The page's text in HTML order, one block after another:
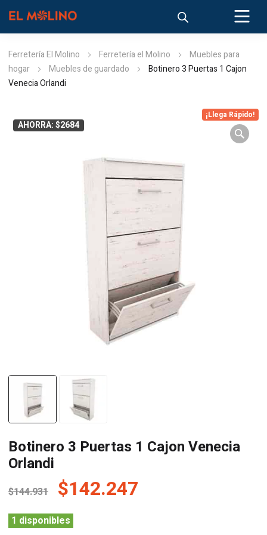
Ferretería El Molino Ferretería el Molino
Muebles para
hogar
Muebles de guardado
Botinero 3 Puertas 1 Cajon
Venecia Orlandi
AHORRA: $2684
¡Llega Rápido!
Botinero 3 Puertas 1 Cajon Venecia
Orlandi
$144.931 El
precio
original
$142.247
1 disponibles